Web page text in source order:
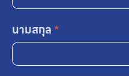
นามสกุล *